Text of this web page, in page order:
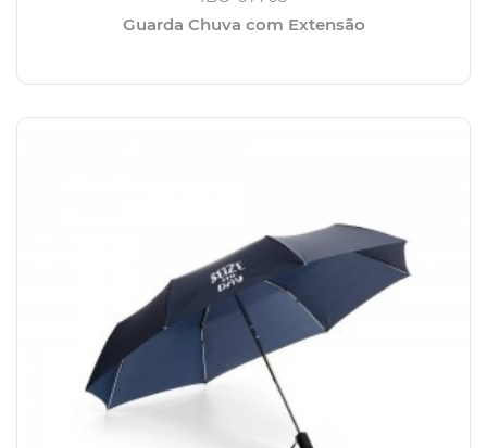
Guarda Chuva com Extensão